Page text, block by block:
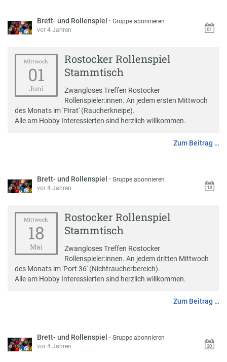
Brett- und Rollenspiel ·Gruppe abonnieren
vor 4 Jahren
Mittwoch
01
Juni
Rostocker Rollenspiel
Stammtisch
Zwangloses Treffen Rostocker
Rollenspieler:innen. An jedem ersten Mittwoch
des Monats im 'Pirat' (Raucherkneipe).
Alle am Hobby Interessierten sind herzlich willkommen.
Zum Beitrag …
Brett- und Rollenspiel ·Gruppe abonnieren
vor 4 Jahren
Mittwoch
18
Mai
Rostocker Rollenspiel
Stammtisch
Zwangloses Treffen Rostocker
Rollenspieler:innen. An jedem dritten Mittwoch
des Monats im 'Port 36' (Nichtraucherbereich).
Alle am Hobby Interessierten sind herzlich willkommen.
Zum Beitrag …
Brett- und Rollenspiel ·Gruppe abonnieren
vor 4 Jahren